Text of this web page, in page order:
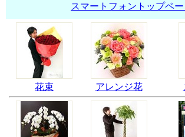
スマートフォントップペ
花束 アレンジ花